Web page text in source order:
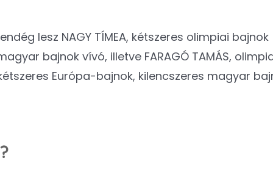
lesz NAGY TÍMEA, kétszeres olimpiai
bajnok vívó, illetve FARAGÓ TAMÁS,
Európa-bajnok, kilencszeres magyar